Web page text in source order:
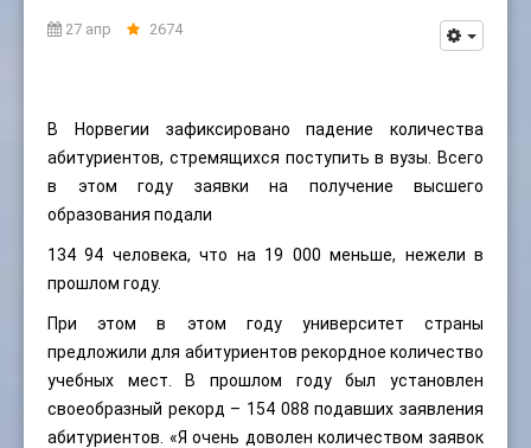
27 апр 2674
В Норвегии зафиксировано падение количества
абитуриентов, стремящихся поступить в вузы. Всего
в этом году заявки на получение высшего
образования подали
134 94 человека, что на 19 000 меньше, нежели в
прошлом году.
При этом в этом году университет страны
предложили для абитуриентов рекордное количество
учебных мест. В прошлом году был установлен
своеобразный рекорд – 154 088 подавших заявления
абитуриентов. «Я очень доволен количеством заявок